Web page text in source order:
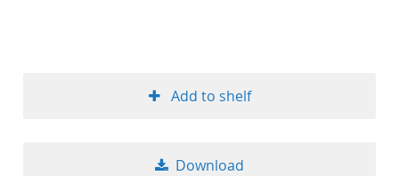
Add to shelf
Download